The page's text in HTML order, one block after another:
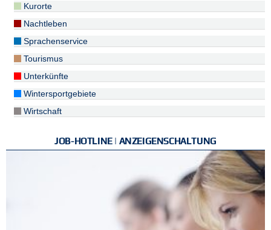
Kurorte
Nachtleben
Sprachenservice
Tourismus
Unterkünfte
Wintersportgebiete
Wirtschaft
JOB-HOTLINE | ANZEIGENSCHALTUNG